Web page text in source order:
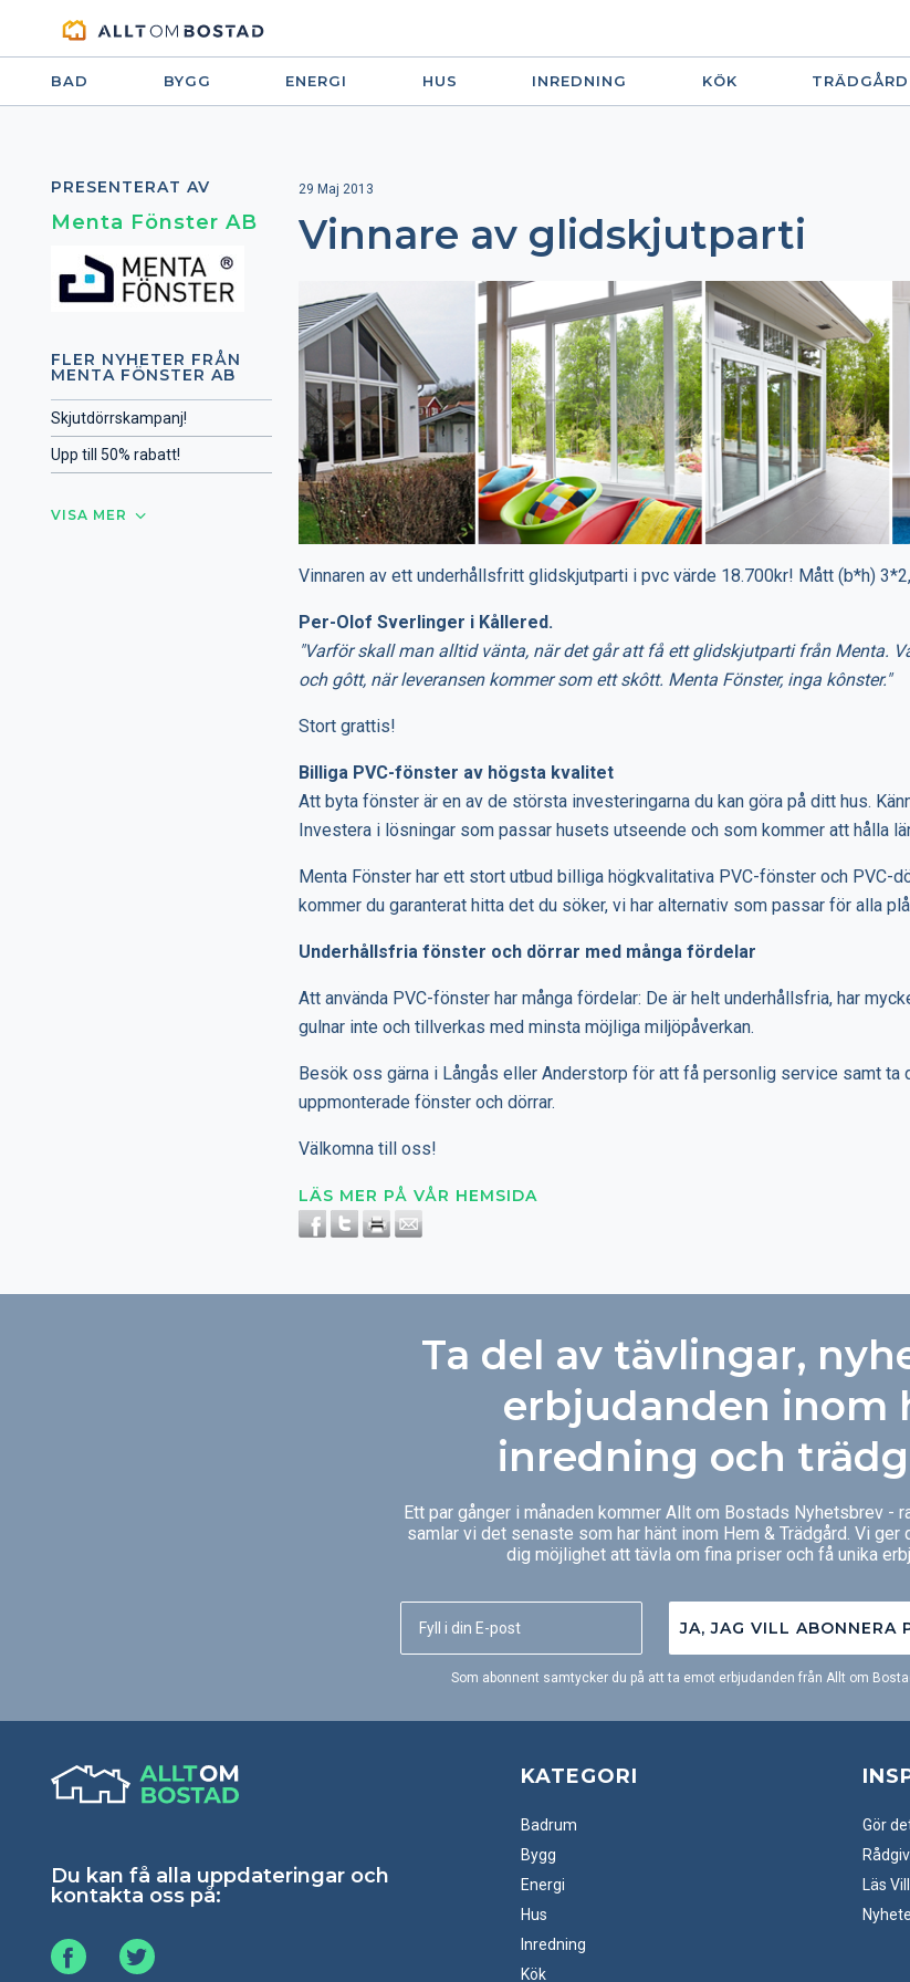
BAD BYGG ENERGI HUS INREDNING KÖK TRÄDGÅRD
29 Maj 2013
Vinnare av glidskjutparti
Vinnaren av ett underhållsfritt glidskjutparti i pvc värde 18.700kr! Mått (b*h)
Per-Olof Sverlinger i Kållered.
"Varför skall man alltid vänta, när det går att få ett glidskjutparti från Menta.
och gôtt, när leveransen kommer som ett skôtt. Menta Fönster, inga kônster."
Stort grattis!
Billiga PVC-fönster av högsta kvalitet
Att byta fönster är en av de största investeringarna du kan göra på ditt hus.
Investera i lösningar som passar husets utseende och som kommer att hålla
Menta Fönster har ett stort utbud billiga högkvalitativa PVC-fönster och PVC-
kommer du garanterat hitta det du söker, vi har alternativ som passar för alla
Underhållsfria fönster och dörrar med många fördelar
Att använda PVC-fönster har många fördelar: De är helt underhållsfria, har
gulnar inte och tillverkas med minsta möjliga miljöpåverkan.
Besök oss gärna i Långås eller Anderstorp för att få personlig service samt ta
uppmonterade fönster och dörrar.
Välkomna till oss!
LÄS MER PÅ VÅR HEMSIDA
PRESENTERAT AV
Menta Fönster AB
FLER NYHETER FRÅN
MENTA FÖNSTER AB
Skjutdörrskampanj!
Upp till 50% rabatt!
VISA MER
Ta del av tävlingar,
erbjudanden inom
inredning och
Ett par gånger i månaden kommer Allt om Bostads Nyhetsbrev -
samlar vi det senaste som har hänt inom Hem & Trädgård. Vi
dig möjlighet att tävla om fina priser och få unika
JA, JAG VILL ABONNERA
Som abonnent samtycker du på att ta emot erbjudanden från Allt om
Du kan få alla uppdateringar och
kontakta oss på:
KATEGORI
Badrum
Bygg
Energi
Hus
Inredning
Kök
Gör
Läs